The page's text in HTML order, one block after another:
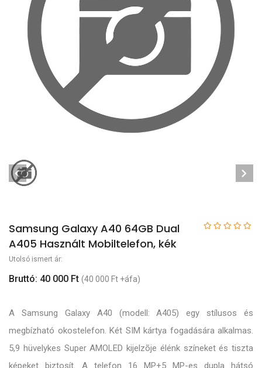
Samsung Galaxy A40 64GB Dual
A405 Használt Mobiltelefon, kék
Utolsó ismert ár:
Bruttó: 40 000 Ft (40 000 Ft +áfa)
A Samsung Galaxy A40 (modell: A405) egy stílusos és
megbízható okostelefon. Két SIM kártya fogadására alkalmas.
5,9 hüvelykes Super AMOLED kijelzõje élénk színeket és tiszta
képeket biztosít. A telefon 16 MP+5 MP-es dupla hátsó